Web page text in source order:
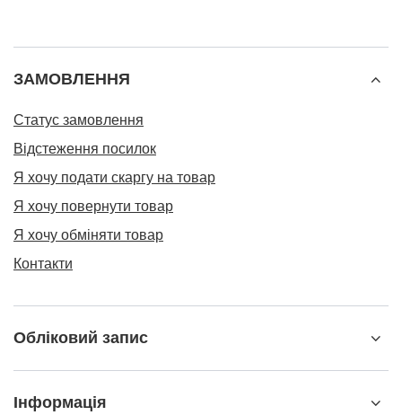
ЗАМОВЛЕННЯ
Статус замовлення
Відстеження посилок
Я хочу подати скаргу на товар
Я хочу повернути товар
Я хочу обміняти товар
Контакти
Обліковий запис
Інформація